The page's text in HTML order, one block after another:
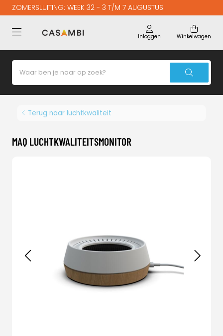
ZOMERSLUITING: WEEK 32 - 3 T/M 7 AUGUSTUS
Inloggen Winkelwagen
Terug naar luchtkwaliteit
MAQ LUCHTKWALITEITSMONITOR